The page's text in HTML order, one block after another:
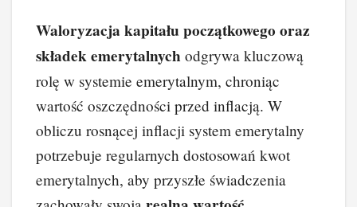
Waloryzacja kapitału początkowego oraz
składek emerytalnych odgrywa kluczową
rolę w systemie emerytalnym, chroniąc
wartość oszczędności przed inflacją. W
obliczu rosnącej inflacji system emerytalny
potrzebuje regularnych dostosowań kwot
emerytalnych, aby przyszłe świadczenia